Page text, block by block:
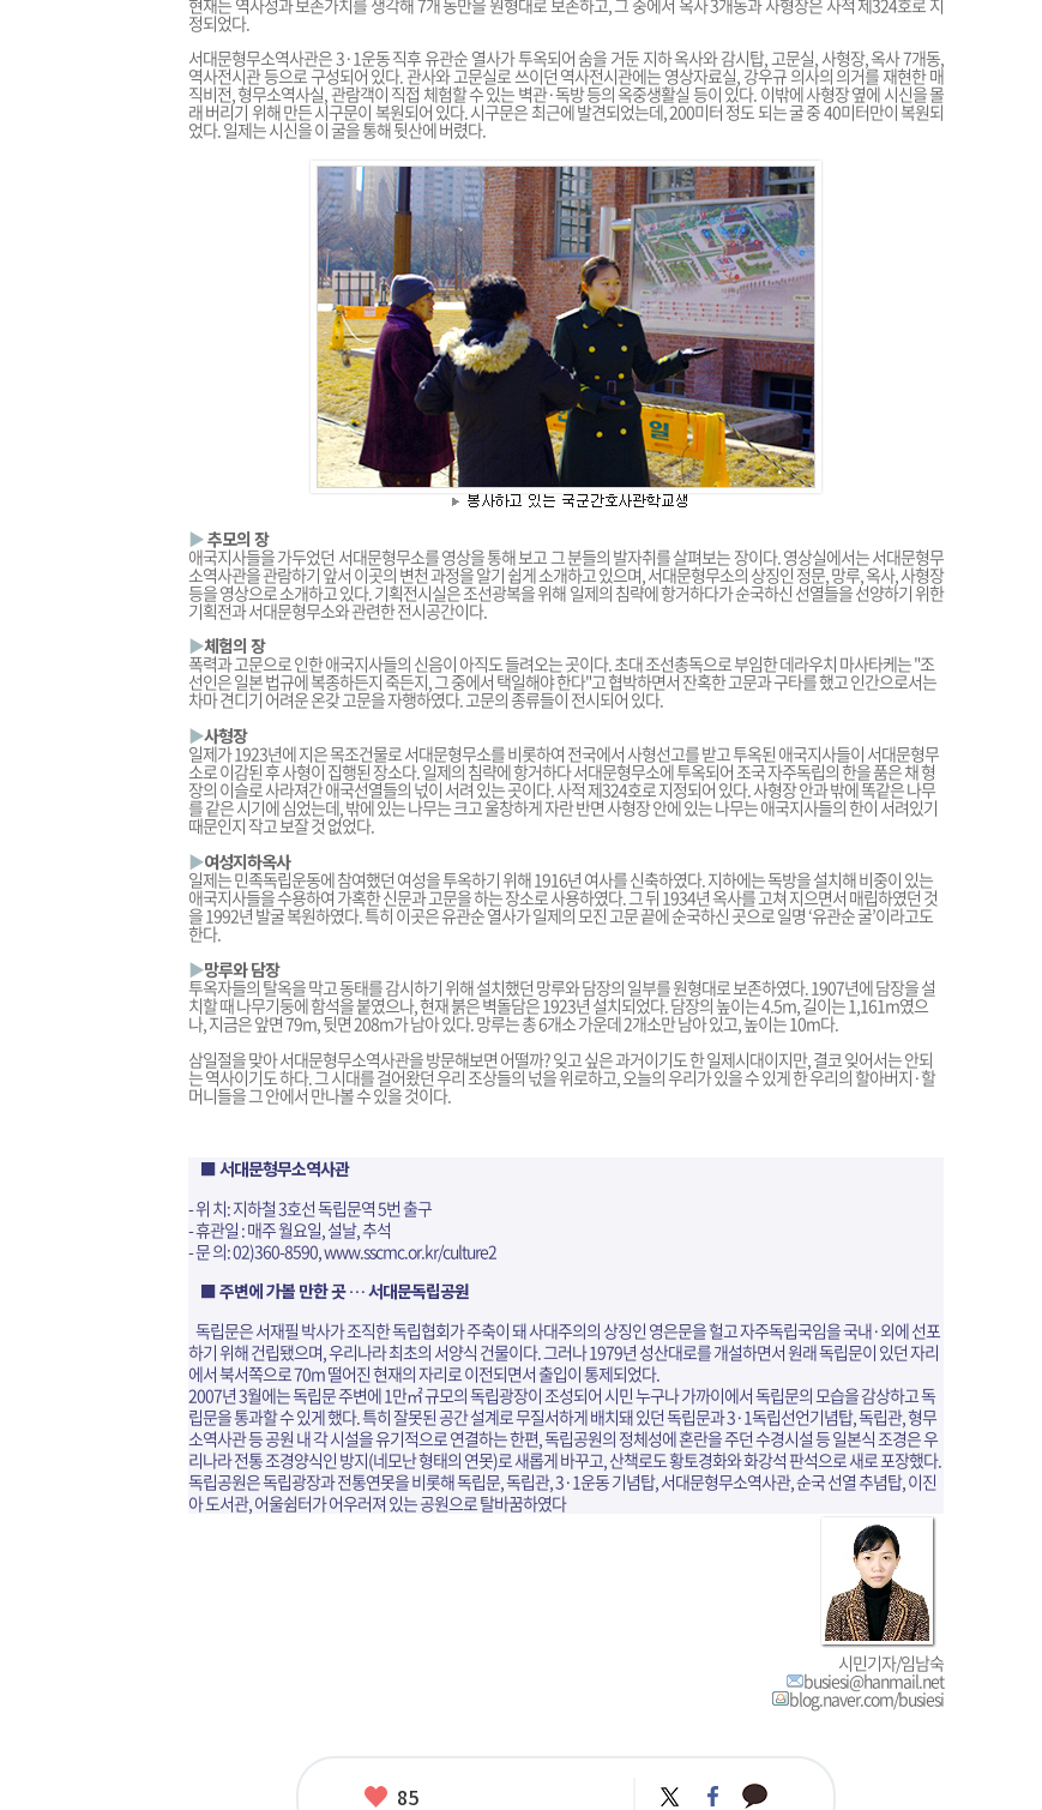
현재는 역사성과 보존가치를 생각해 7개 동만을 원형대로 보존하고, 그 중에서 옥사 3개동과 사형장은 사적 제324호로 지
정되었다.
서대문형무소역사관은 3·1운동 직후 유관순 열사가 투옥되어 숨을 거둔 지하 옥사와 감시탑, 고문실, 사형장, 옥사 7개동,
역사전시관 등으로 구성되어 있다. 관사와 고문실로 쓰이던 역사전시관에는 영상자료실, 강우규 의사의 의거를 재현한 매
직비전, 형무소역사실, 관람객이 직접 체험할 수 있는 벽관·독방 등의 옥중생활실 등이 있다. 이밖에 사형장 옆에 시신을 몰
래 버리기 위해 만든 시구문이 복원되어 있다. 시구문은 최근에 발견되었는데, 200미터 정도 되는 굴 중 40미터만이 복원되
었다. 일제는 시신을 이 굴을 통해 뒷산에 버렸다.
▶추모의 장
애국지사들을 가두었던 서대문형무소를 영상을 통해 보고 그 분들의 발자취를 살펴보는 장이다. 영상실에서는 서대문형무
소역사관을 관람하기 앞서 이곳의 변천 과정을 알기 쉽게 소개하고 있으며, 서대문형무소의 상징인 정문, 망루, 옥사, 사형장
등을 영상으로 소개하고 있다. 기획전시실은 조선광복을 위해 일제의 침략에 항거하다가 순국하신 선열들을 선양하기 위한
기획전과 서대문형무소와 관련한 전시공간이다.
▶체험의 장
폭력과 고문으로 인한 애국지사들의 신음이 아직도 들려오는 곳이다. 초대 조선총독으로 부임한 데라우치 마사타케는 "조
선인은 일본 법규에 복종하든지 죽든지, 그 중에서 택일해야 한다"고 협박하면서 잔혹한 고문과 구타를 했고 인간으로서는
차마 견디기 어려운 온갖 고문을 자행하였다. 고문의 종류들이 전시되어 있다.
▶사형장
일제가 1923년에 지은 목조건물로 서대문형무소를 비롯하여 전국에서 사형선고를 받고 투옥된 애국지사들이 서대문형무
소로 이감된 후 사형이 집행된 장소다. 일제의 침략에 항거하다 서대문형무소에 투옥되어 조국 자주독립의 한을 품은 채 형
장의 이슬로 사라져간 애국선열들의 넋이 서려 있는 곳이다. 사적 제324호로 지정되어 있다. 사형장 안과 밖에 똑같은 나무
를 같은 시기에 심었는데, 밖에 있는 나무는 크고 울창하게 자란 반면 사형장 안에 있는 나무는 애국지사들의 한이 서려있기
때문인지 작고 보잘 것 없었다.
▶여성지하옥사
일제는 민족독립운동에 참여했던 여성을 투옥하기 위해 1916년 여사를 신축하였다. 지하에는 독방을 설치해 비중이 있는
애국지사들을 수용하여 가혹한 신문과 고문을 하는 장소로 사용하였다. 그 뒤 1934년 옥사를 고쳐 지으면서 매립하였던 것
을 1992년 발굴 복원하였다. 특히 이곳은 유관순 열사가 일제의 모진 고문 끝에 순국하신 곳으로 일명 ‘유관순 굴’이라고도
한다.
▶망루와 담장
투옥자들의 탈옥을 막고 동태를 감시하기 위해 설치했던 망루와 담장의 일부를 원형대로 보존하였다. 1907년에 담장을 설
치할 때 나무기둥에 함석을 붙였으나, 현재 붉은 벽돌담은 1923년 설치되었다. 담장의 높이는 4.5m, 길이는 1,161m였으
나, 지금은 앞면 79m, 뒷면 208m가 남아 있다. 망루는 총 6개소 가운데 2개소만 남아 있고, 높이는 10m다.
삼일절을 맞아 서대문형무소역사관을 방문해보면 어떨까? 잊고 싶은 과거이기도 한 일제시대이지만, 결코 잊어서는 안되
는 역사이기도 하다. 그 시대를 걸어왔던 우리 조상들의 넋을 위로하고, 오늘의 우리가 있을 수 있게 한 우리의 할아버지·할
머니들을 그 안에서 만나볼 수 있을 것이다.
■ 서대문형무소역사관
- 위 치: 지하철 3호선 독립문역 5번 출구
- 휴관일 : 매주 월요일, 설날, 추석
- 문 의: 02)360-8590,www.sscmc.or.kr/culture2
■ 주변에 가볼 만한 곳 … 서대문독립공원
독립문은 서재필 박사가 조직한 독립협회가 주축이 돼 사대주의의 상징인 영은문을 헐고 자주독립국임을 국내·외에 선포
하기 위해 건립됐으며, 우리나라 최초의 서양식 건물이다. 그러나 1979년 성산대로를 개설하면서 원래 독립문이 있던 자리
에서 북서쪽으로 70m 떨어진 현재의 자리로 이전되면서 출입이 통제되었다.
2007년 3월에는 독립문 주변에 1만㎡ 규모의 독립광장이 조성되어 시민 누구나 가까이에서 독립문의 모습을 감상하고 독
립문을 통과할 수 있게 했다. 특히 잘못된 공간 설계로 무질서하게 배치돼 있던 독립문과 3·1독립선언기념탑, 독립관, 형무
소역사관 등 공원 내 각 시설을 유기적으로 연결하는 한편, 독립공원의 정체성에 혼란을 주던 수경시설 등 일본식 조경은 우
리나라 전통 조경양식인 방지(네모난 형태의 연못)로 새롭게 바꾸고, 산책로도 황토경화와 화강석 판석으로 새로 포장했다.
독립공원은 독립광장과 전통연못을 비롯해 독립문, 독립관, 3·1운동 기념탑, 서대문형무소역사관, 순국 선열 추념탑, 이진
아 도서관, 어울쉼터가 어우러져 있는 공원으로 탈바꿈하였다
시민기자/임남숙
busiesi@hanmail.net
blog.naver.com/busiesi
좋
85
트
페
카
카